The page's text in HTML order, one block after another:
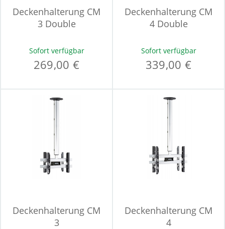
Deckenhalterung CM
3 Double
Sofort verfügbar
269,00 €
Deckenhalterung CM
4 Double
Sofort verfügbar
339,00 €
Deckenhalterung CM
3
Deckenhalterung CM
4